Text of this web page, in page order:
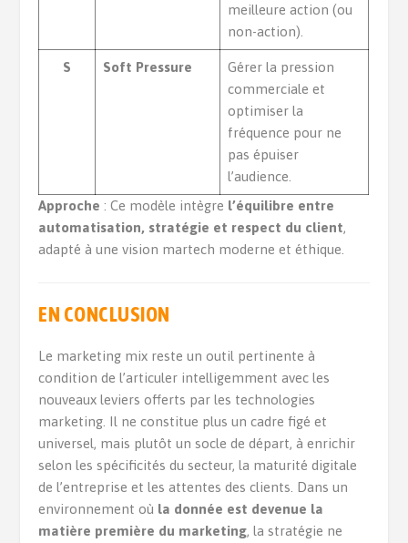
meilleure action (ou
non-action).
S Soft Pressure
Gérer la pression
commerciale et
optimiser la
fréquence pour ne
pas épuiser
l’audience.
Approche : Ce modèle intègre l’équilibre entre
automatisation, stratégie et respect du client,
adapté à une vision martech moderne et éthique.
EN CONCLUSION
Le marketing mix reste un outil pertinente à
condition de l’articuler intelligemment avec les
nouveaux leviers offerts par les technologies
marketing. Il ne constitue plus un cadre figé et
universel, mais plutôt un socle de départ, à enrichir
selon les spécificités du secteur, la maturité digitale
de l’entreprise et les attentes des clients. Dans un
environnement où la donnée est devenue la
matière première du marketing, la stratégie ne